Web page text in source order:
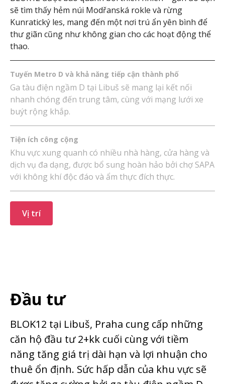
sẽ tìm thấy hẻm núi Modřanská rokle và rừng
Kunratický les, mang đến một nơi trú ẩn yên bình để
thư giãn cũng như không gian cho các hoạt động thể
thao.
Tuyến Metro D và khả năng tiếp cận thành phố
Ga tàu điện ngầm D tại Libuš sẽ mang lại kết nối
nhanh chóng đến trung tâm, cùng với mạng lưới xe
buýt rộng khắp.
Tiện ích công cộng
Khu vực xung quanh có nhiều nhà hàng, cửa hàng và
dịch vụ đa dạng, được bổ sung hoàn hảo bởi chợ SAPA
với không khí độc đáo và ẩm thực đích thực.
Vị trí
Đầu tư
BLOK12 tại Libuš, Praha cung cấp những
căn hộ đầu tư 2+kk cuối cùng với tiềm
năng tăng giá trị dài hạn và lợi nhuận cho
thuê ổn định. Sức hấp dẫn của khu vực sẽ